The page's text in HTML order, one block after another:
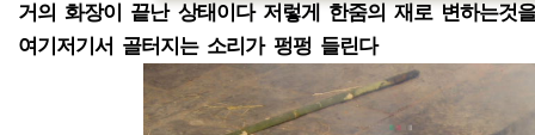
거의 화장이 끝난 상태이다 저렇게 한줌의 재로 변하는것
여기저기서 골터지는 소리가 펑펑 들린다